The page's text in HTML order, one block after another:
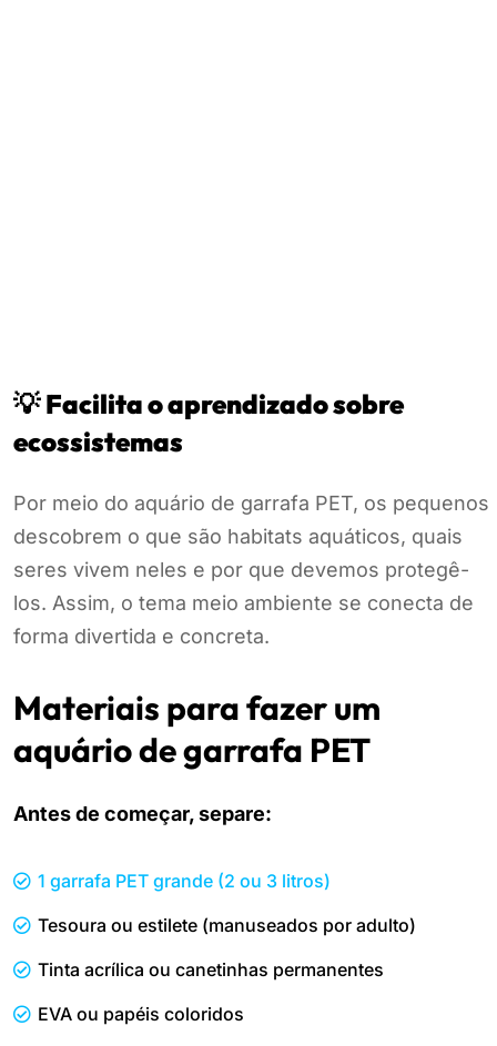
💡Facilita o aprendizado sobre
ecossistemas
Por meio do aquário de garrafa PET, os pequenos
descobrem o que são habitats aquáticos, quais
seres vivem neles e por que devemos protegê-
los. Assim, o tema meio ambiente se conecta de
forma divertida e concreta.
Materiais para fazer um
aquário de garrafa PET
Antes de começar, separe:
1 garrafa PET grande (2 ou 3 litros)
Tesoura ou estilete (manuseados por adulto)
Tinta acrílica ou canetinhas permanentes
EVA ou papéis coloridos